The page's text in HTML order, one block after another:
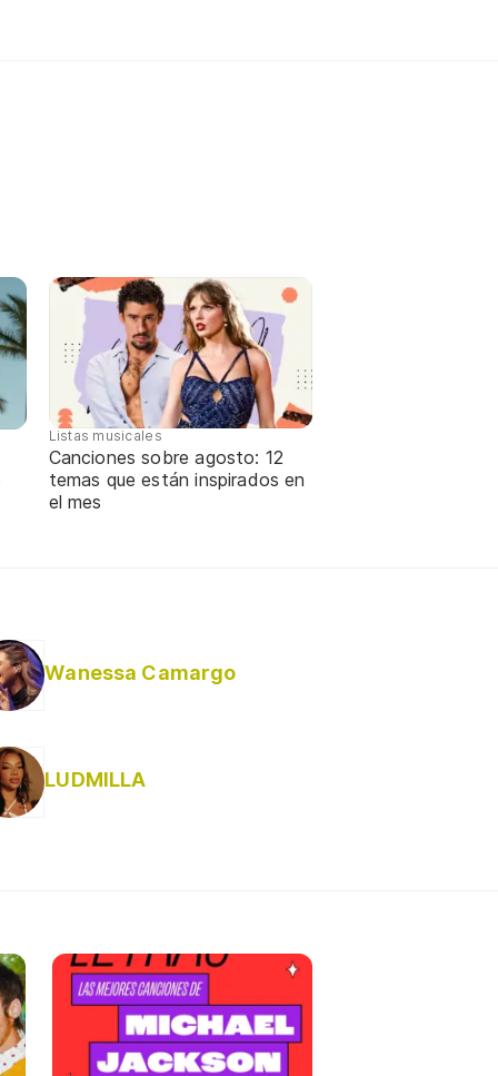
Listas musicales
Canciones sobre agosto: 12
temas que están inspirados en
el mes
Wanessa Camargo
LUDMILLA